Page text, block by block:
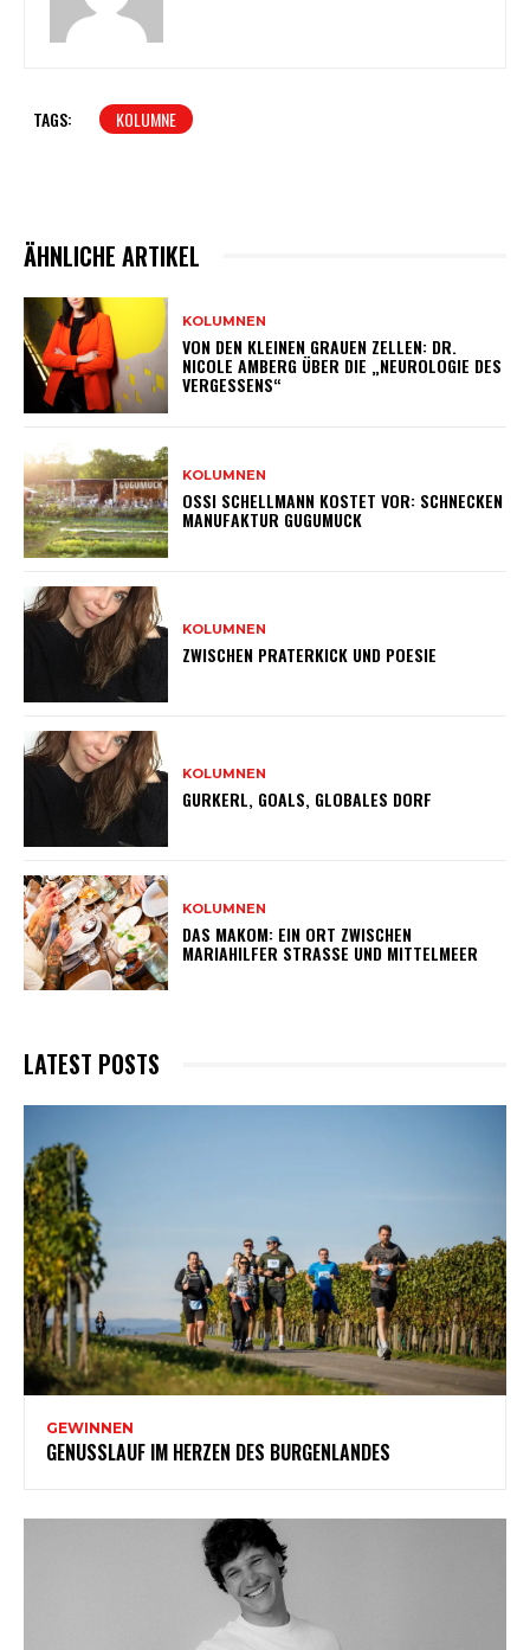
TAGS: KOLUMNE
ÄHNLICHE ARTIKEL
KOLUMNEN
VON DEN KLEINEN GRAUEN ZELLEN: DR.
NICOLE AMBERG ÜBER DIE „NEUROLOGIE DES
VERGESSENS“
KOLUMNEN
OSSI SCHELLMANN KOSTET VOR: SCHNECKEN
MANUFAKTUR GUGUMUCK
KOLUMNEN
ZWISCHEN PRATERKICK UND POESIE
KOLUMNEN
GURKERL, GOALS, GLOBALES DORF
KOLUMNEN
DAS MAKOM: EIN ORT ZWISCHEN
MARIAHILFER STRASSE UND MITTELMEER
LATEST POSTS
GEWINNEN
GENUSSLAUF IM HERZEN DES BURGENLANDES